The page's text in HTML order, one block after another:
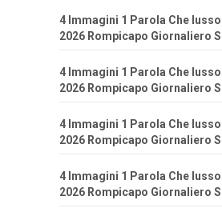
4 Immagini 1 Parola Che
2026 Rompicapo Giornaliero
4 Immagini 1 Parola Che
2026 Rompicapo Giornaliero
4 Immagini 1 Parola Che
2026 Rompicapo Giornaliero
4 Immagini 1 Parola Che
2026 Rompicapo Giornaliero